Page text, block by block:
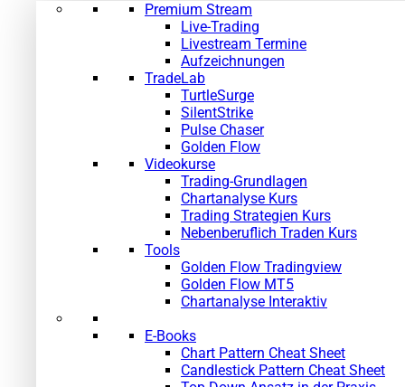
Premium Stream
Live-Trading
Livestream Termine
Aufzeichnungen
TradeLab
TurtleSurge
SilentStrike
Pulse Chaser
Golden Flow
Videokurse
Trading-Grundlagen
Chartanalyse Kurs
Trading Strategien Kurs
Nebenberuflich Traden Kurs
Tools
Golden Flow Tradingview
Golden Flow MT5
Chartanalyse Interaktiv
E-Books
Chart Pattern Cheat Sheet
Candlestick Pattern Cheat Sheet